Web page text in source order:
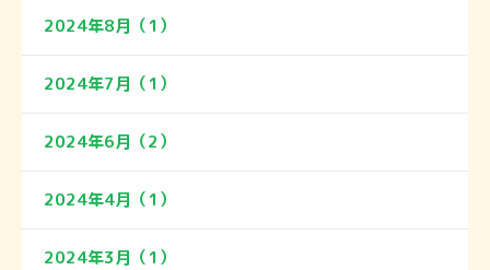
2024年8月（1）
2024年7月（1）
2024年6月（2）
2024年4月（1）
2024年3月（1）